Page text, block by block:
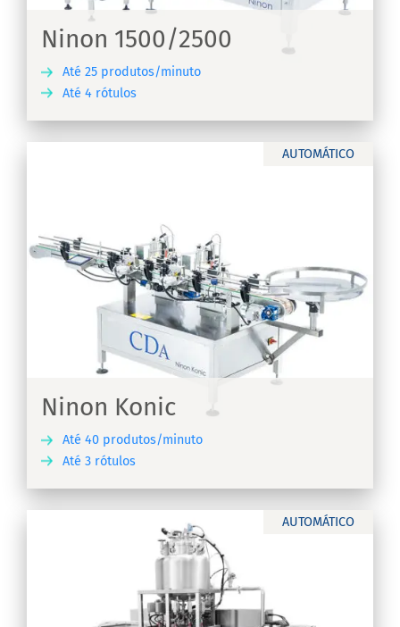
Ninon 1500/2500
Até 25 produtos/minuto
Até 4 rótulos
AUTOMÁTICO
Ninon Konic
Até 40 produtos/minuto
Até 3 rótulos
AUTOMÁTICO